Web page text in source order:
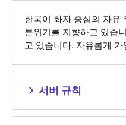
한국어 화자 중심의 자유
분위기를 지향하고 있습
고 있습니다. 자유롭게 가
서버 규칙